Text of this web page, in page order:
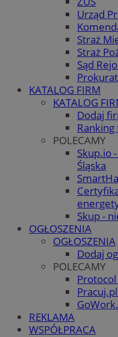
Urząd
Straż
Straż
Sąd
KATALOG FIRM
KATALOG
Dodaj
POLECAMY
Skup.io
Śląska
Skup -
OGŁOSZENIA
OGŁOSZENIA
Dodaj
POLECAMY
Protocol
REKLAMA
WSPÓŁPRACA